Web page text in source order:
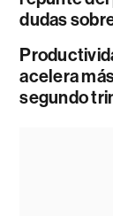
dudas
acelera
segundo